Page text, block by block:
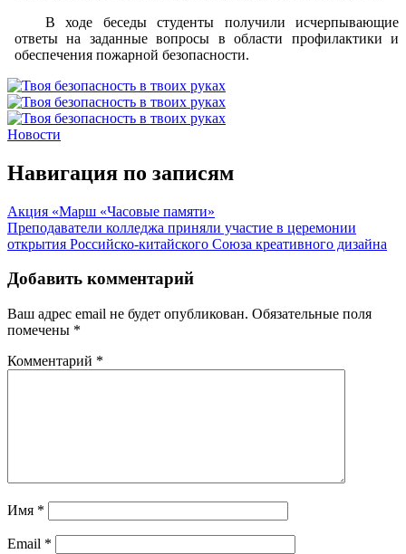
В ходе беседы студенты получили исчерпывающие
ответы на заданные вопросы в области профилактики и
обеспечения пожарной безопасности.
Новости
Навигация по записям
Акция «Марш «Часовые памяти»
Преподаватели колледжа приняли участие в церемонии
открытия Российско-китайского Союза креативного дизайна
Добавить комментарий
Ваш адрес email не будет опубликован. Обязательные поля
помечены *
Комментарий *
Имя *
Email *